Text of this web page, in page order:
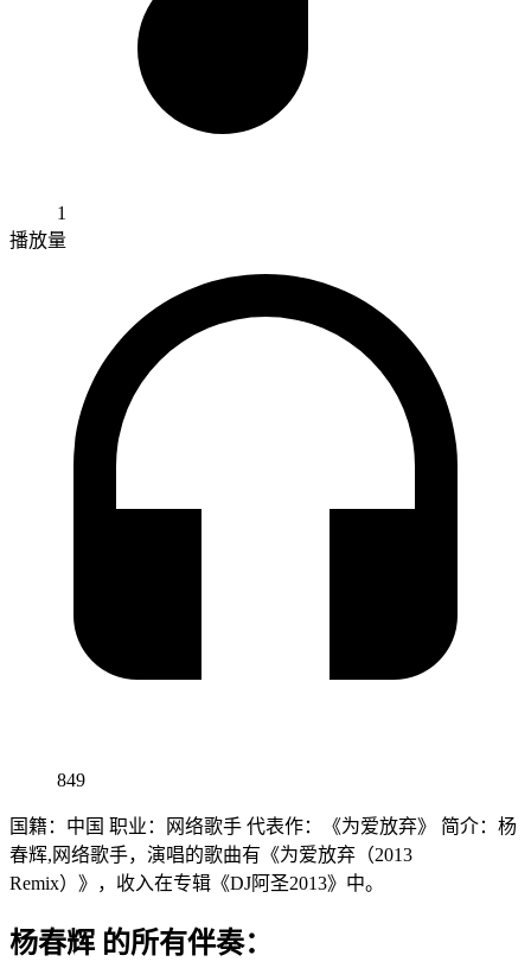
1
播放量
849
国籍：中国 职业：网络歌手 代表作：《为爱放弃》 简介：杨
春辉,网络歌手，演唱的歌曲有《为爱放弃（2013
Remix）》，收入在专辑《DJ阿圣2013》中。
杨春辉 的所有伴奏：